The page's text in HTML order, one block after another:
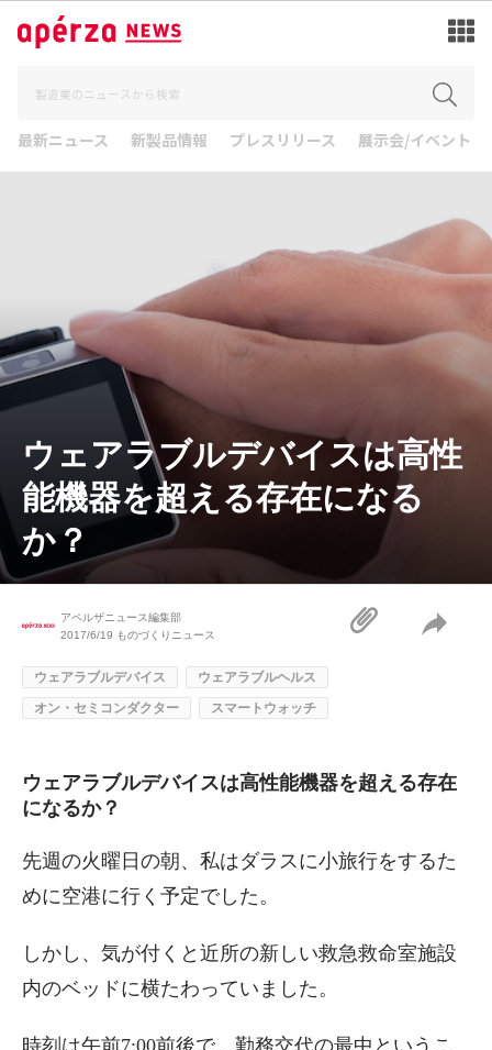
最新ニュース 新製品情報 プレスリリース 展示会/イベント
ウェアラブルデバイスは高性
能機器を超える存在になる
か？
アペルザニュース編集部
2017/6/19 ものづくりニュース
ウェアラブルデバイス
ウェアラブルヘルス
オン・セミコンダクター
スマートウォッチ
ウェアラブルデバイスは高性能機器を超える存在
になるか？
先週の火曜日の朝、私はダラスに小旅行をするた
めに空港に行く予定でした。
しかし、気が付くと近所の新しい救急救命室施設
内のベッドに横たわっていました。
時刻は午前7:00前後で、勤務交代の最中というこ